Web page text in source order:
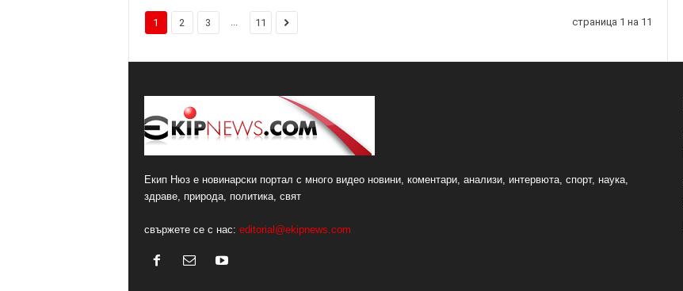
1 2 3 ... 11 страница 1 на 11
Екип Нюз е новинарски портал с много видео новини, коментари, анализи, интервюта, спорт, наука,
здраве, природа, политика, свят
свържете се с нас: editorial@ekipnews.com